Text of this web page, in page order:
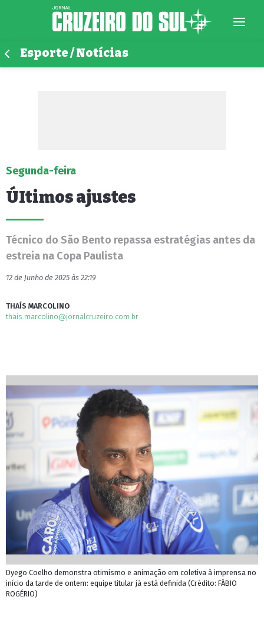
Esporte / Notícias
Segunda-feira
ÚItimos ajustes
Técnico do São Bento repassa estratégias antes da
estreia na Copa Paulista
12 de Junho de 2025 às 22:19
THAÍS MARCOLINO
thais.marcolino@jornalcruzeiro.com.br
Dyego Coelho demonstra otimismo e animação em coletiva à imprensa no
início da tarde de ontem: equipe titular já está definida (Crédito: FÁBIO
ROGÉRIO)